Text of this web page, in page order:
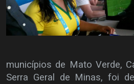
municípios de Mato Verde,
Serra Geral de Minas, foi